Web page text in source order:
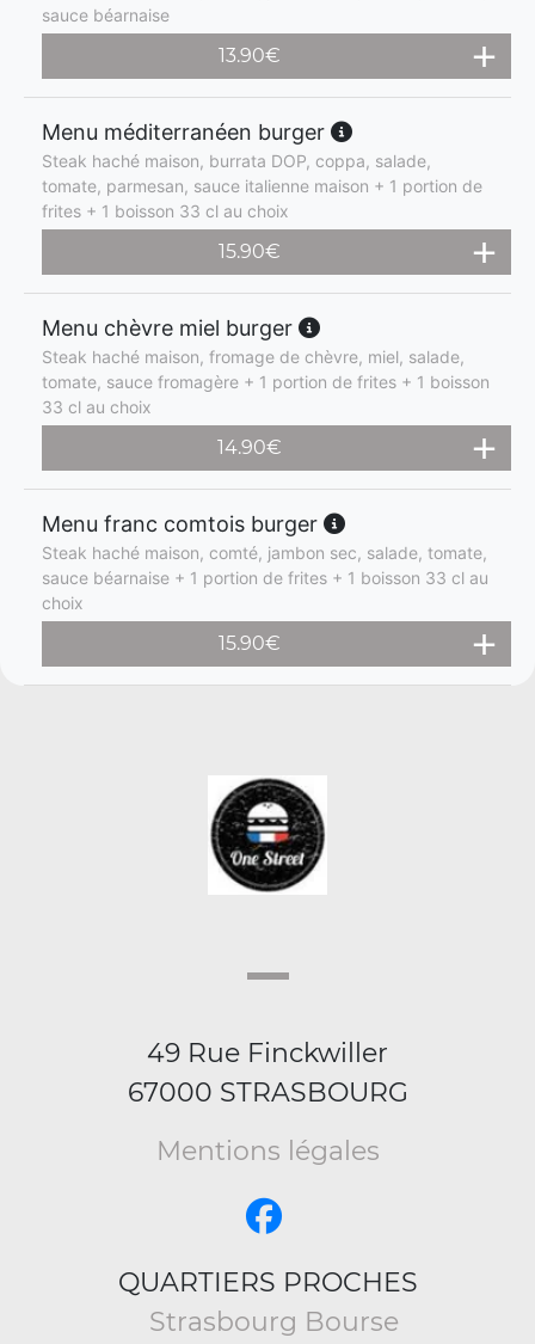
sauce béarnaise
13.90€
Menu méditerranéen burger
Steak haché maison, burrata DOP, coppa, salade,
tomate, parmesan, sauce italienne maison + 1 portion de
frites + 1 boisson 33 cl au choix
15.90€
Menu chèvre miel burger
Steak haché maison, fromage de chèvre, miel, salade,
tomate, sauce fromagère + 1 portion de frites + 1 boisson
33 cl au choix
14.90€
Menu franc comtois burger
Steak haché maison, comté, jambon sec, salade, tomate,
sauce béarnaise + 1 portion de frites + 1 boisson 33 cl au
choix
15.90€
49 Rue Finckwiller
67000 STRASBOURG
Mentions légales
QUARTIERS PROCHES
Strasbourg Bourse